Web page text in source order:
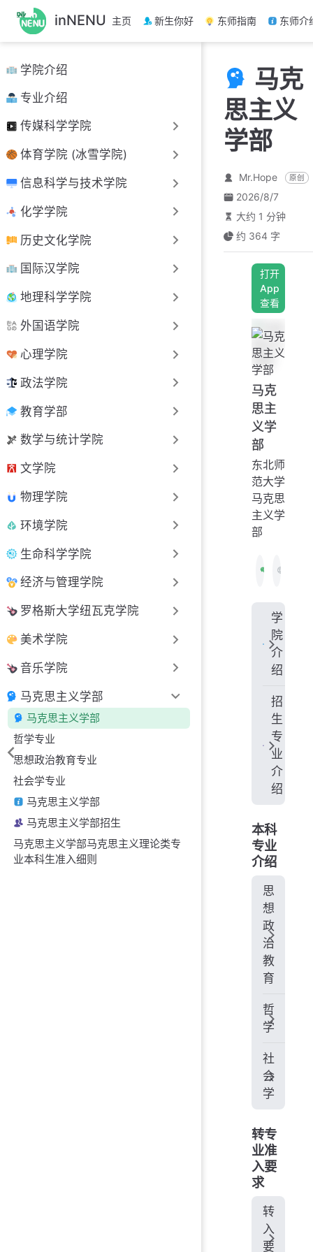
跳
至
主
要
內
容
inNENU 主页 新生你好 东师指南 东师介
学院介绍
专业介绍
传媒科学学院
体育学院 (冰雪学院)
信息科学与技术学院
化学学院
历史文化学院
国际汉学院
地理科学学院
外国语学院
心理学院
政法学院
教育学部
数学与统计学院
文学院
物理学院
环境学院
生命科学学院
经济与管理学院
罗格斯大学纽瓦克学院
美术学院
音乐学院
马克思主义学部
马克思主义学部
哲学专业
思想政治教育专业
社会学专业
马克思主义学部
马克思主义学部招生
马克思主义学部马克思主义理论类专
业本科生准入细则
马克
思主义
学部
Mr.Hope 原创
2026/8/7
大约 1 分钟
约 364 字
打开
App
查看
马克
思主
义学
部
东北师
范大学
马克思
主义学
部
学
院
介
绍
招
生
专
业
介
绍
本科
专业
介绍
思
想
政
治
教
育
哲
学
社
会
学
转专
业准
入要
求
转
入
要